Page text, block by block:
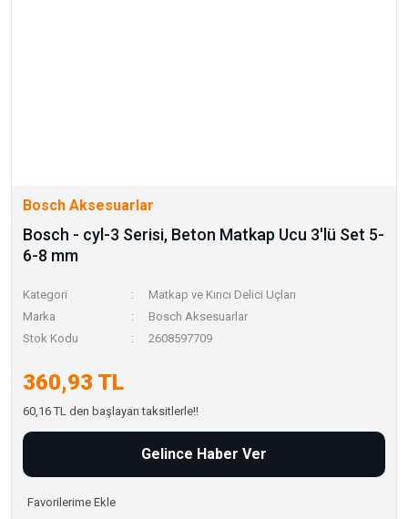
Bosch Aksesuarlar
Bosch - cyl-3 Serisi, Beton Matkap Ucu 3'lü Set 5-
6-8 mm
Kategori
Matkap ve Kırıcı Delici Uçları
Marka
Bosch Aksesuarlar
Stok Kodu
2608597709
360,93 TL
60,16 TL den başlayan taksitlerle!!
Gelince Haber Ver